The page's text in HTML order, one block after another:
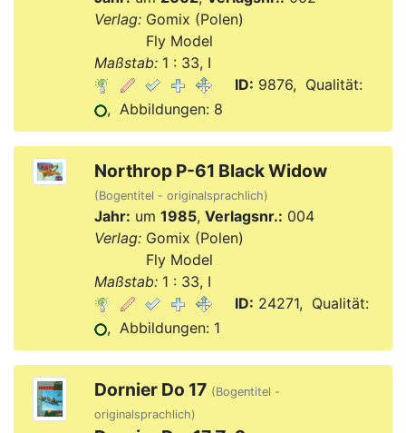
Verlag:Gomix (Polen)
Fly Model
Maßstab:1 : 33, I
ID: 9876, Qualität:
, Abbildungen: 8
Northrop P-61 Black Widow
(Bogentitel - originalsprachlich)
Jahr: um 1985, Verlagsnr.: 004
Verlag:Gomix (Polen)
Fly Model
Maßstab:1 : 33, I
ID: 24271, Qualität:
, Abbildungen: 1
Dornier Do 17 (Bogentitel -
originalsprachlich)